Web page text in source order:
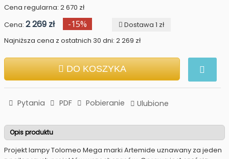
Cena regularna: 2 670 zł
Cena: 2 269 zł -15%
Dostawa 1 zł
Najniższa cena z ostatnich 30 dni: 2 269 zł
DO KOSZYKA
Pytania PDF Pobieranie Ulubione
Opis produktu
Projekt lampy Tolomeo Mega marki Artemide uznawany za jeden